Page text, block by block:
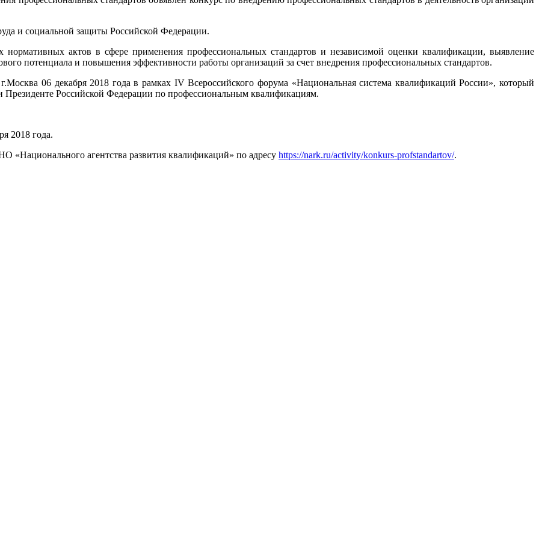
и социальной защиты Российской Федерации.
нормативных актов в сфере применения профессиональных стандартов и независимой оценки квалификации, выявление
потенциала и повышения эффективности работы организаций за счет внедрения профессиональных стандартов.
06 декабря 2018 года в рамках IV Всероссийского форума «Национальная система квалификаций России», который
Президенте Российской Федерации по профессиональным квалификациям.
2018 года.
«Национального агентства развития квалификаций» по адресу https://nark.ru/activity/konkurs-profstandartov/.